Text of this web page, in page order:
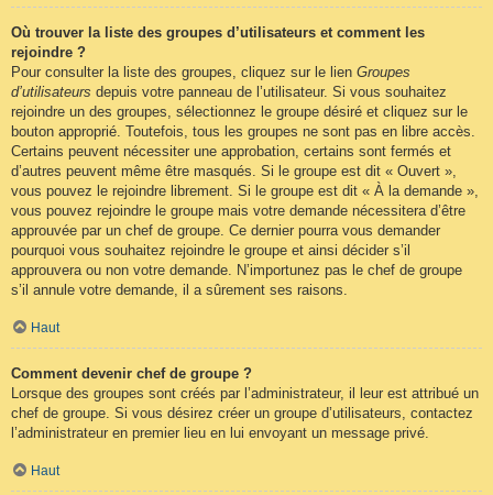
Où trouver la liste des groupes d’utilisateurs et comment les
rejoindre ?
Pour consulter la liste des groupes, cliquez sur le lien Groupes
d’utilisateurs depuis votre panneau de l’utilisateur. Si vous souhaitez
rejoindre un des groupes, sélectionnez le groupe désiré et cliquez sur le
bouton approprié. Toutefois, tous les groupes ne sont pas en libre accès.
Certains peuvent nécessiter une approbation, certains sont fermés et
d’autres peuvent même être masqués. Si le groupe est dit « Ouvert »,
vous pouvez le rejoindre librement. Si le groupe est dit « À la demande »,
vous pouvez rejoindre le groupe mais votre demande nécessitera d’être
approuvée par un chef de groupe. Ce dernier pourra vous demander
pourquoi vous souhaitez rejoindre le groupe et ainsi décider s’il
approuvera ou non votre demande. N’importunez pas le chef de groupe
s’il annule votre demande, il a sûrement ses raisons.
Haut
Comment devenir chef de groupe ?
Lorsque des groupes sont créés par l’administrateur, il leur est attribué un
chef de groupe. Si vous désirez créer un groupe d’utilisateurs, contactez
l’administrateur en premier lieu en lui envoyant un message privé.
Haut